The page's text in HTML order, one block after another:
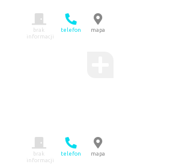
brak
informacji
telefon mapa
brak
informacji
telefon mapa